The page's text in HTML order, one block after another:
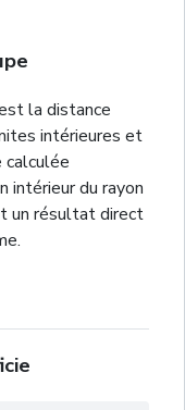
la distance
intérieures et
intérieur du rayon
un résultat direct